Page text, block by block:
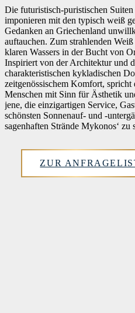
Die futuristisch-puristischen
imponieren mit den typisch weiß
Gedanken an Griechenland
auftauchen. Zum strahlenden
klaren Wassers in der Bucht von
Inspiriert von der Architektur und
charakteristischen kykladischen
zeitgenössischem Komfort,
Menschen mit Sinn für Ästhetik
jene, die einzigartigen Service,
schönsten Sonnenauf- und -
sagenhaften Strände Mykonos‘ zu
ZUR